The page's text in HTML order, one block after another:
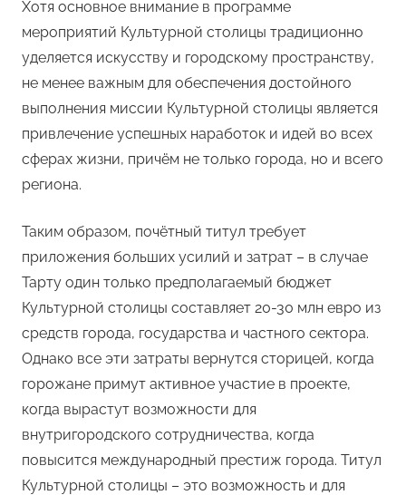
Хотя основное внимание в программе
мероприятий Культурной столицы традиционно
уделяется искусству и городскому пространству,
не менее важным для обеспечения достойного
выполнения миссии Культурной столицы является
привлечение успешных наработок и идей во всех
сферах жизни, причём не только города, но и всего
региона.
Таким образом, почётный титул требует
приложения больших усилий и затрат – в случае
Тарту один только предполагаемый бюджет
Культурной столицы составляет 20-30 млн евро из
средств города, государства и частного сектора.
Однако все эти затраты вернутся сторицей, когда
горожане примут активное участие в проекте,
когда вырастут возможности для
внутригородского сотрудничества, когда
повысится международный престиж города. Титул
Культурной столицы – это возможность и для